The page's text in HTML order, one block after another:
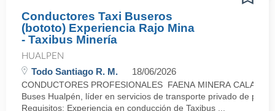
Conductores Taxi Buseros
(bototo) Experiencia Rajo Mina
- Taxibus Minería
HUALPEN
Todo Santiago R. M. 18/06/2026
CONDUCTORES PROFESIONALES FAENA MINERA CALAMA
Buses Hualpén, líder en servicios de transporte privado de
Requisitos: Experiencia en conducción de Taxibus ...